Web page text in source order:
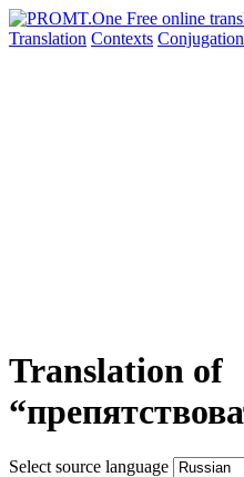
Translation Contexts Conjugation
Translation of
Select source language